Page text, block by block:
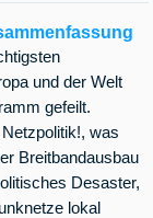
und der Welt
gefeilt.
was
Breitbandausbau
Desaster,
lokal